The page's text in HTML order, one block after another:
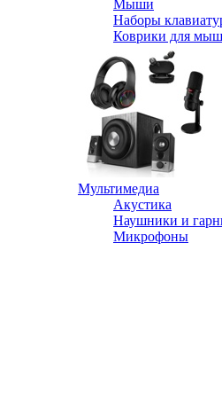
Мыши
Наборы
Коврики для
Мультимедиа
Акустика
Наушники и
Микрофоны